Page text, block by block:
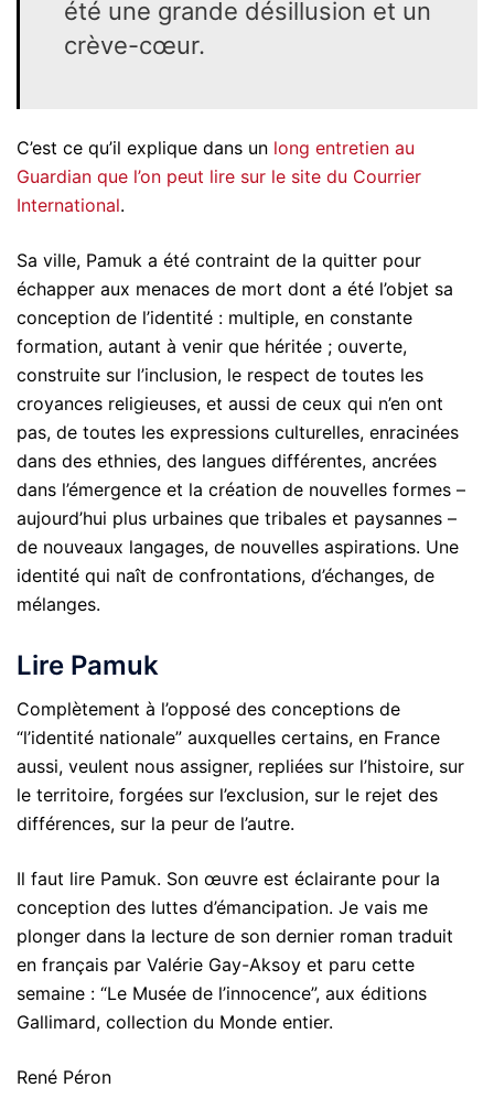
été une grande désillusion et un
crève-cœur.
C’est ce qu’il explique dans un long entretien au
Guardian que l’on peut lire sur le site du Courrier
International.
Sa ville, Pamuk a été contraint de la quitter pour
échapper aux menaces de mort dont a été l’objet sa
conception de l’identité : multiple, en constante
formation, autant à venir que héritée ; ouverte,
construite sur l’inclusion, le respect de toutes les
croyances religieuses, et aussi de ceux qui n’en ont
pas, de toutes les expressions culturelles, enracinées
dans des ethnies, des langues différentes, ancrées
dans l’émergence et la création de nouvelles formes –
aujourd’hui plus urbaines que tribales et paysannes –
de nouveaux langages, de nouvelles aspirations. Une
identité qui naît de confrontations, d’échanges, de
mélanges.
Lire Pamuk
Complètement à l’opposé des conceptions de
“l’identité nationale” auxquelles certains, en France
aussi, veulent nous assigner, repliées sur l’histoire, sur
le territoire, forgées sur l’exclusion, sur le rejet des
différences, sur la peur de l’autre.
Il faut lire Pamuk. Son œuvre est éclairante pour la
conception des luttes d’émancipation. Je vais me
plonger dans la lecture de son dernier roman traduit
en français par Valérie Gay-Aksoy et paru cette
semaine : “Le Musée de l’innocence”, aux éditions
Gallimard, collection du Monde entier.
René Péron